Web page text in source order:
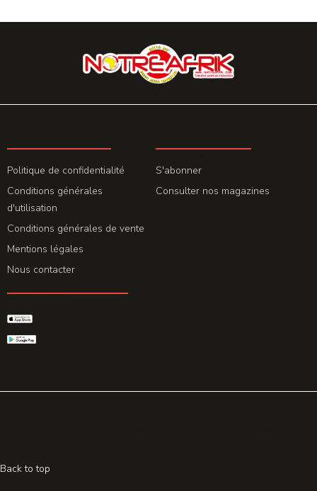
Politique de confidentialité
Conditions générales
d'utilisation
Conditions générales de vente
Mentions légales
Nous contacter
S'abonner
Consulter nos magazines
Back to top